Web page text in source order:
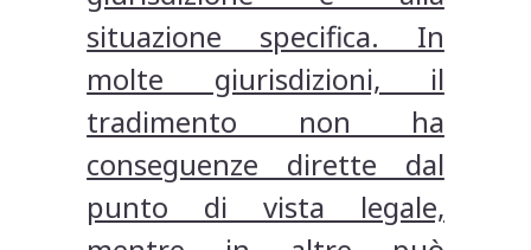
situazione specifica. In
molte giurisdizioni, il
tradimento non ha
conseguenze dirette dal
punto di vista legale,